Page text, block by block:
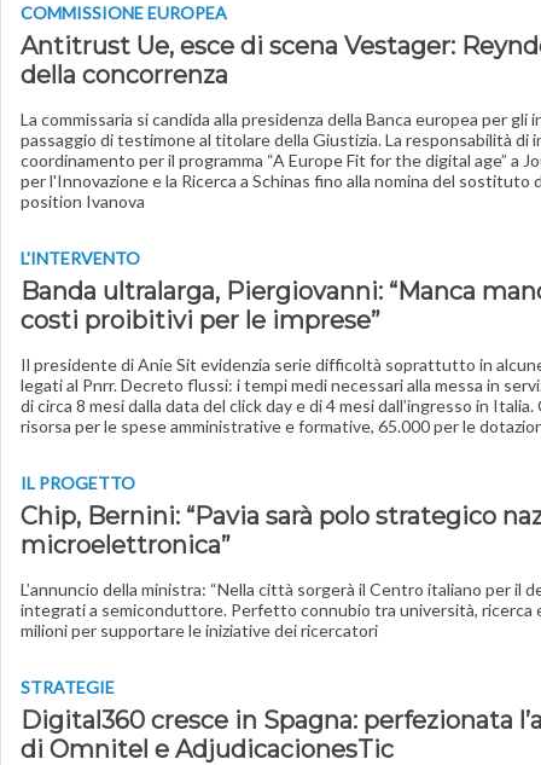
COMMISSIONE EUROPEA
Antitrust Ue, esce di scena Vestager:
della concorrenza
La commissaria si candida alla presidenza della Banca europea per gli
passaggio di testimone al titolare della Giustizia. La responsabilità di
coordinamento per il programma “A Europe Fit for the digital age” a
per l'Innovazione e la Ricerca a Schinas fino alla nomina del sostituto
position Ivanova
L'INTERVENTO
Banda ultralarga, Piergiovanni: “Manca
costi proibitivi per le imprese”
Il presidente di Anie Sit evidenzia serie difficoltà soprattutto in
legati al Pnrr. Decreto flussi: i tempi medi necessari alla messa in
di circa 8 mesi dalla data del click day e di 4 mesi dall’ingresso in
risorsa per le spese amministrative e formative, 65.000 per le
IL PROGETTO
Chip, Bernini: “Pavia sarà polo strategico
microelettronica”
L’annuncio della ministra: “Nella città sorgerà il Centro italiano per il
integrati a semiconduttore. Perfetto connubio tra università, ricerca e
milioni per supportare le iniziative dei ricercatori
STRATEGIE
Digital360 cresce in Spagna: perfezionata
di Omnitel e AdjudicacionesTic